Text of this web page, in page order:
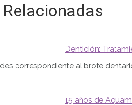
Dentición:
correspondiente al brote
15 años de